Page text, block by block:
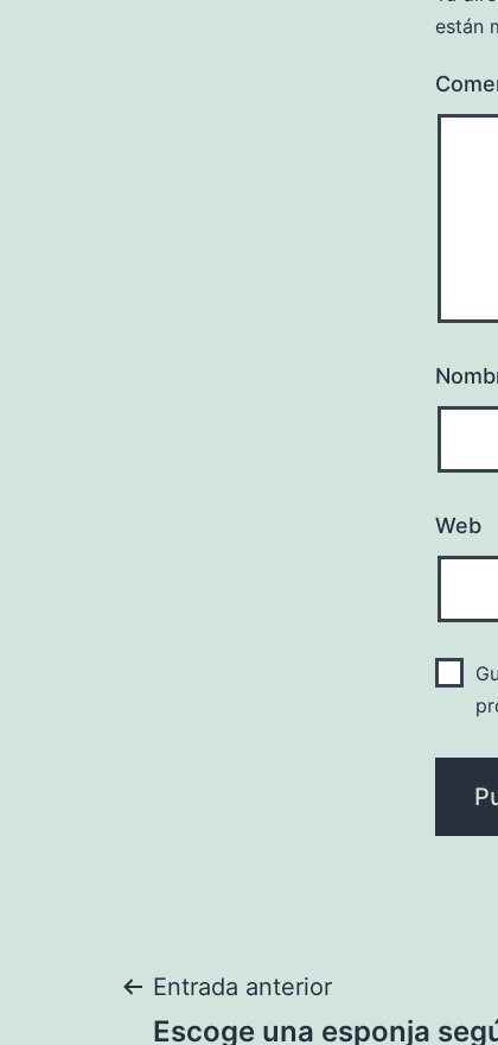
están
Web
Navegación
Entrada anterior
Escoge una esponja